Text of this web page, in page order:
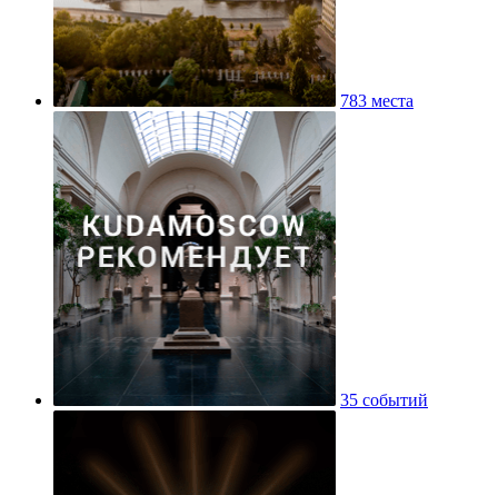
783 места
35 событий